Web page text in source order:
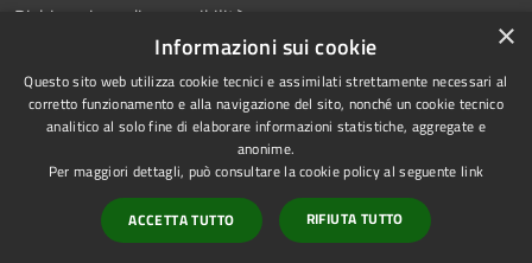
Dichiarazione di accessibilità
RSS
Accessibilità
Copyright © 2026 • Comune di
Castello di Cisterna • Powered
byMunicipium•
redazione
×
Informazioni sui cookie
Questo sito web utilizza cookie tecnici e assimilati strettamente necessari al
corretto funzionamento e alla navigazione del sito, nonché un cookie tecnico
analitico al solo fine di elaborare informazioni statistiche, aggregate e
anonime.
Per maggiori dettagli, può consultare la cookie policy al seguente link
ACCETTA TUTTO RIFIUTA TUTTO